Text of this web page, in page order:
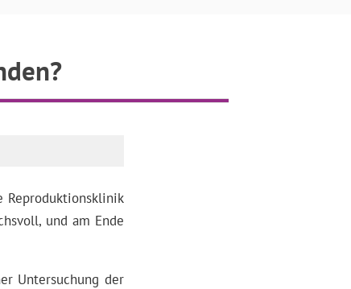
Reproduktionsklinik
und am Ende
Untersuchung der